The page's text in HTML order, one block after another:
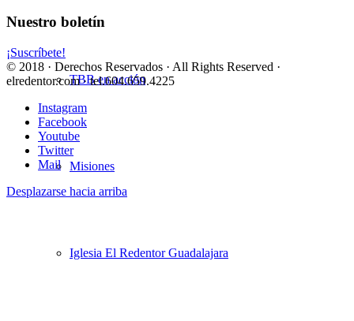
TBB en acción
Misiones
Iglesia El Redentor Guadalajara
Nuestro boletín
¡Suscríbete!
© 2018 · Derechos Reservados · All Rights Reserved ·
elredentor.com · tel.604.659.4225
Instagram
Facebook
Youtube
Twitter
Mail
Desplazarse hacia arriba